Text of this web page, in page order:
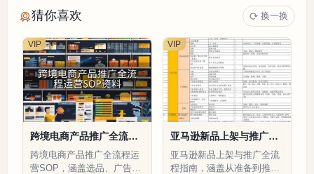
猜你喜欢 换一换
跨境电商产品推广全流程
运营SOP资料-491行-11
个子表
跨境电商产品推广全流程运
营SOP，涵盖选品、广告、
VIP
亚马逊新品上架与推广全
流程指南-122行-2个子表
亚马逊新品上架与推广全流
程指南，涵盖从准备到推广
VIP